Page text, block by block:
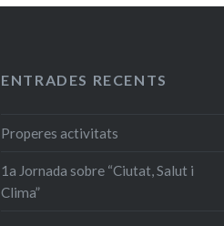
ENTRADES RECENTS
Properes activitats
1a Jornada sobre “Ciutat, Salut i
Clima”